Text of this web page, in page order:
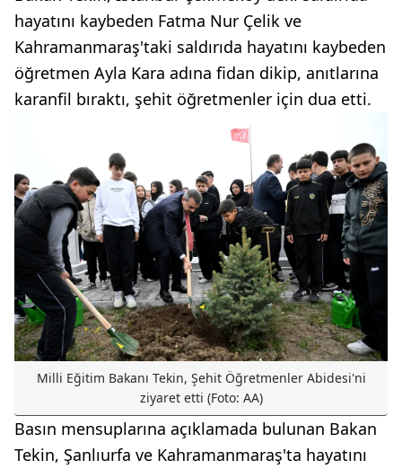
hayatını kaybeden Fatma Nur Çelik ve
Kahramanmaraş'taki saldırıda hayatını kaybeden
öğretmen Ayla Kara adına fidan dikip, anıtlarına
karanfil bıraktı, şehit öğretmenler için dua etti.
Milli Eğitim Bakanı Tekin, Şehit Öğretmenler Abidesi'ni
ziyaret etti (Foto: AA)
Basın mensuplarına açıklamada bulunan Bakan
Tekin, Şanlıurfa ve Kahramanmaraş'ta hayatını